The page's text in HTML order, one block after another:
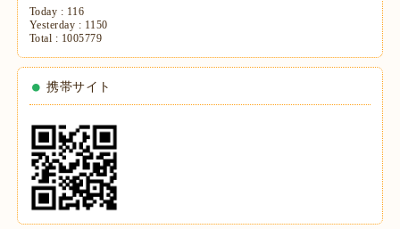
Today : 116
Yesterday : 1150
Total : 1005779
携帯サイト